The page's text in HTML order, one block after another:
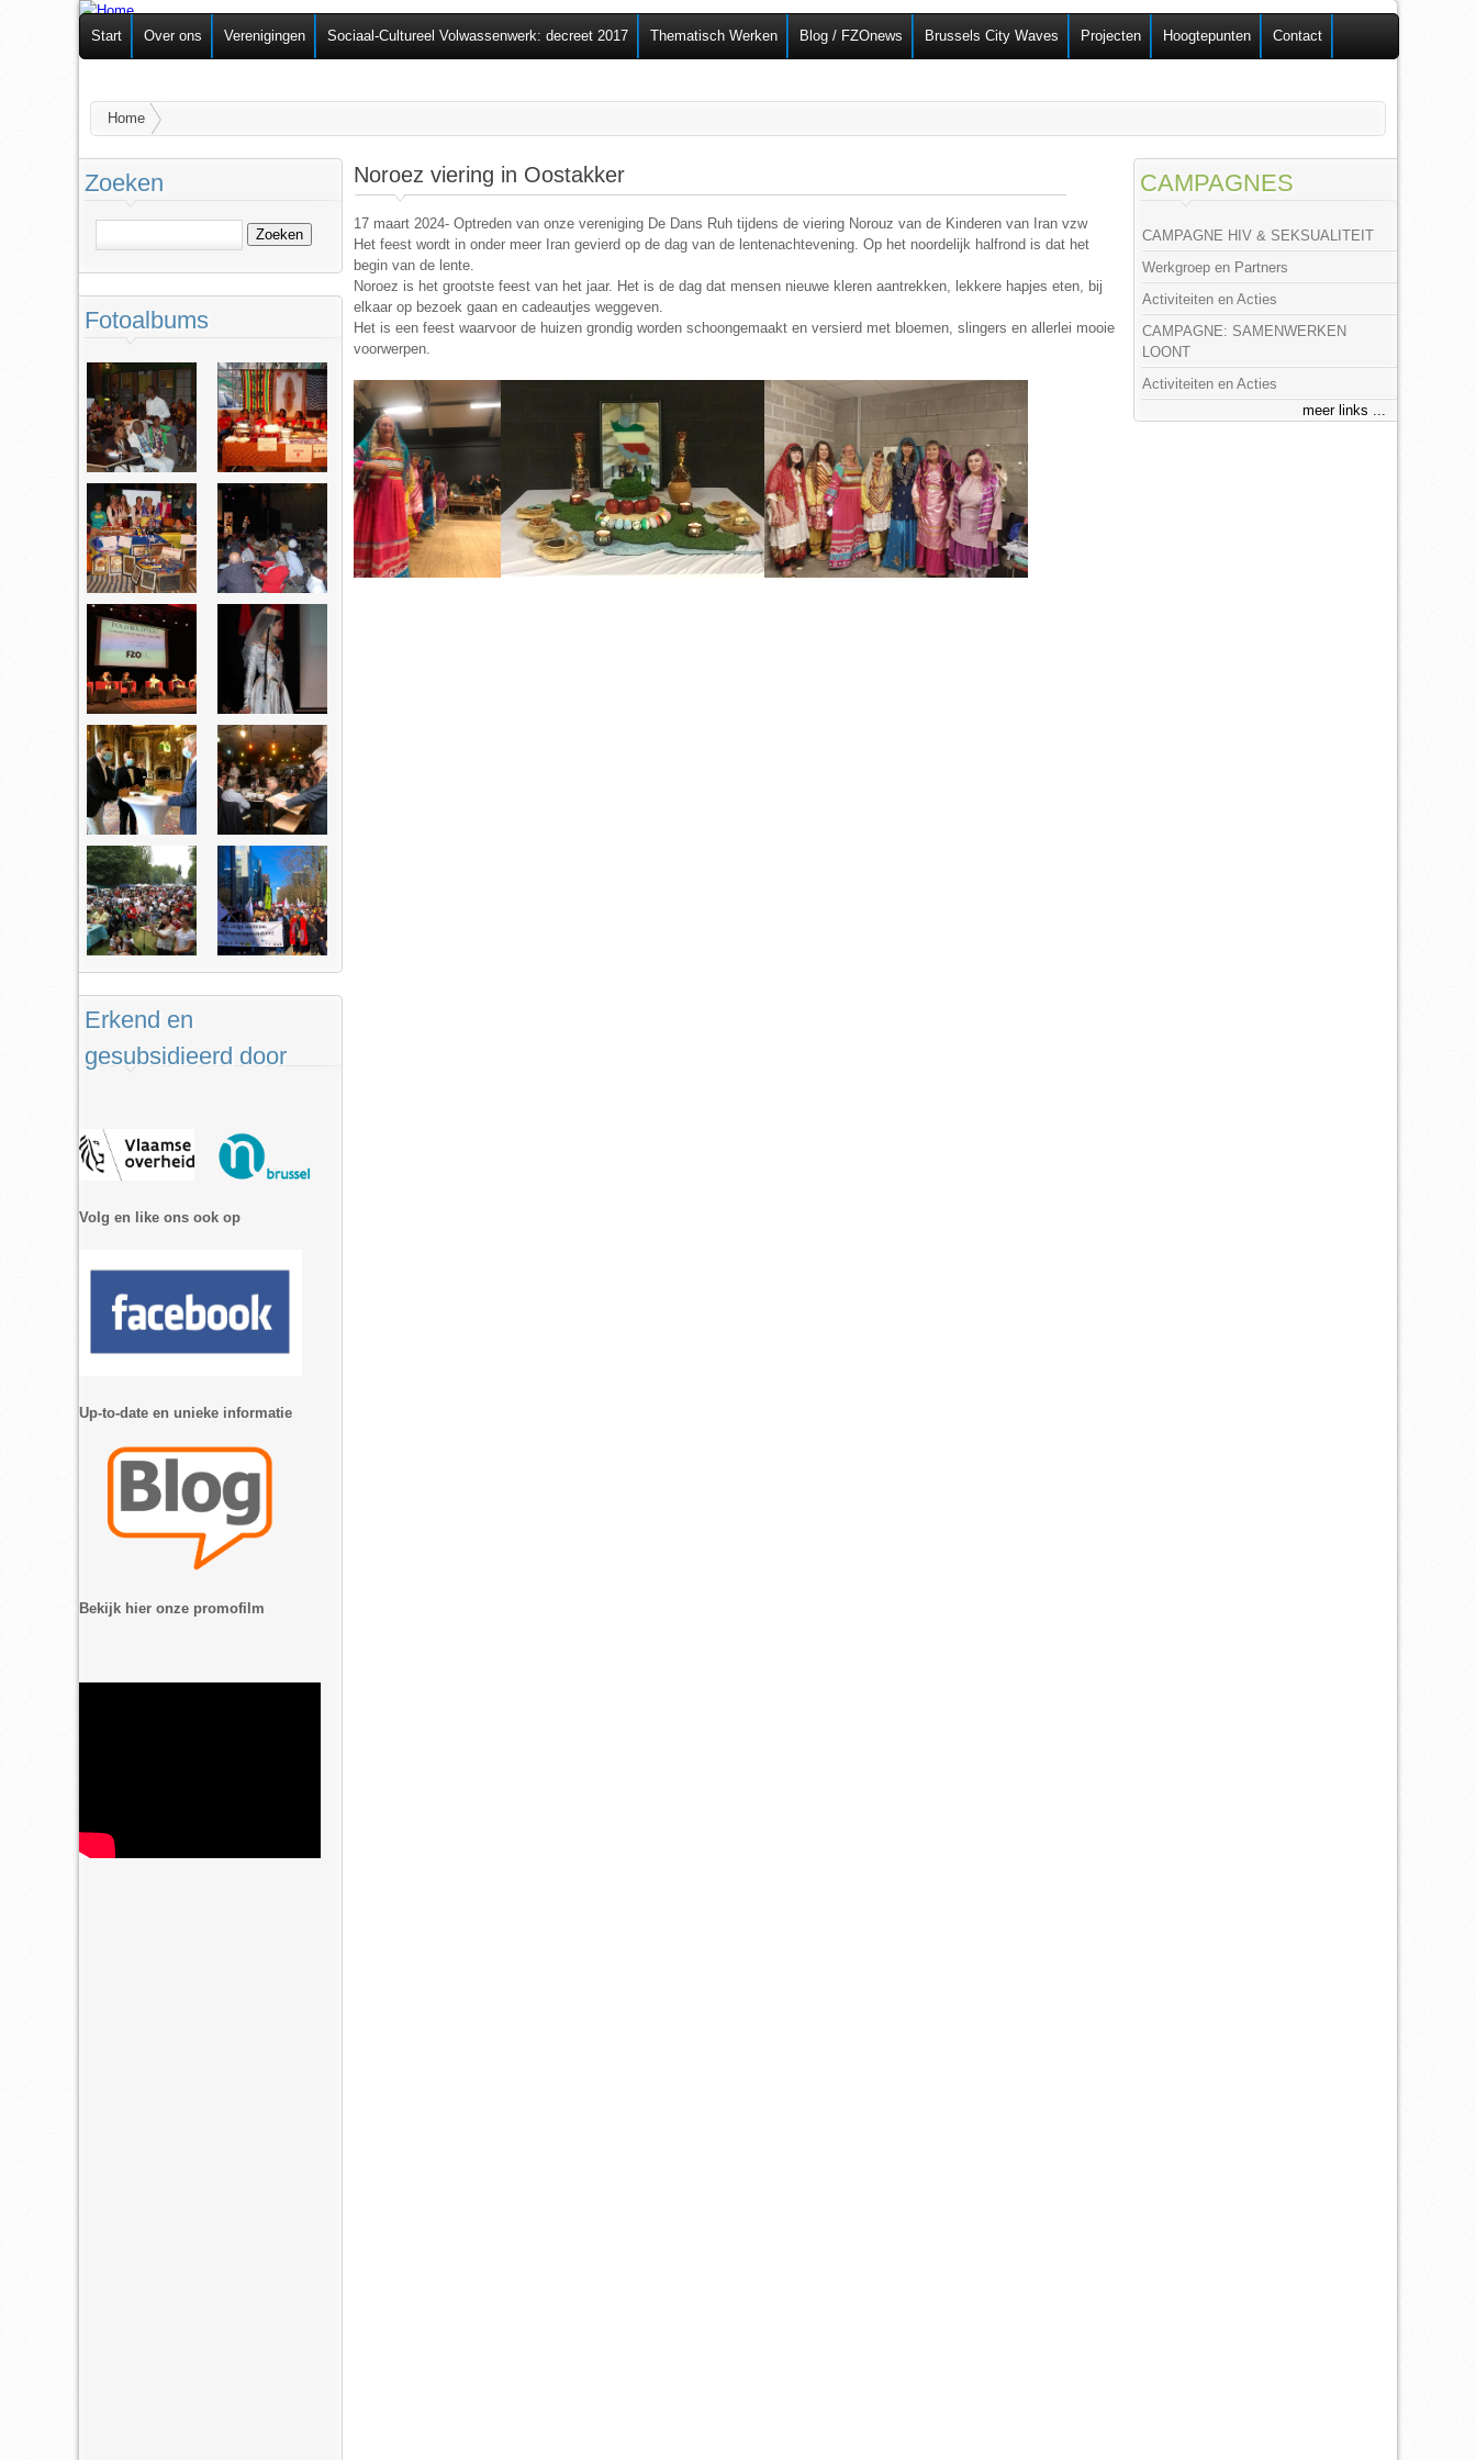
Overslaan en naar de
algemene inhoud gaan
Federatie van
Zelforganisaties
Start Over ons Verenigingen Sociaal-Cultureel Volwassenwerk: decreet 2017 Thematisch Werken Blog / FZOnews Brussels City Waves Projecten Hoogtepunten Contact
U bent hier
Home
Noroez viering in Oostakker
17 maart 2024- Optreden van onze vereniging De Dans Ruh tijdens de viering Norouz van de Kinderen van Iran vzw
Het feest wordt in onder meer Iran gevierd op de dag van de lentenachtevening. Op het noordelijk halfrond is dat het
begin van de lente.
Noroez is het grootste feest van het jaar. Het is de dag dat mensen nieuwe kleren aantrekken, lekkere hapjes eten, bij
elkaar op bezoek gaan en cadeautjes weggeven.
Het is een feest waarvoor de huizen grondig worden schoongemaakt en versierd met bloemen, slingers en allerlei mooie
voorwerpen.
Zoeken
Fotoalbums
Erkend en
gesubsidieerd door
Volg en like ons ook op
Up-to-date en unieke informatie
Bekijk hier onze promofilm
CAMPAGNES
CAMPAGNE HIV & SEKSUALITEIT
Werkgroep en Partners
Activiteiten en Acties
CAMPAGNE: SAMENWERKEN
LOONT
Activiteiten en Acties
meer links ...